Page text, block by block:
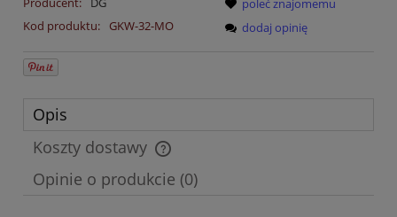
Kod produktu:
GKW-32-MO
poleć znajomemu
dodaj opinię
Opis
Koszty dostawy
Cena nie zawiera ewentualnych kosztów płatności
Opinie o produkcie (0)